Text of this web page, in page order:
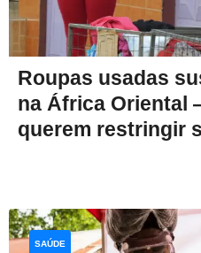
Roupas usadas
na África Oriental
querem restringir
SAÚDE